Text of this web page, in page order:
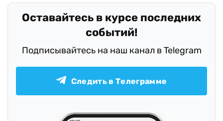
Оставайтесь в курсе последних
событий!
Подписывайтесь на наш канал в Telegram
Следить в Телеграмме